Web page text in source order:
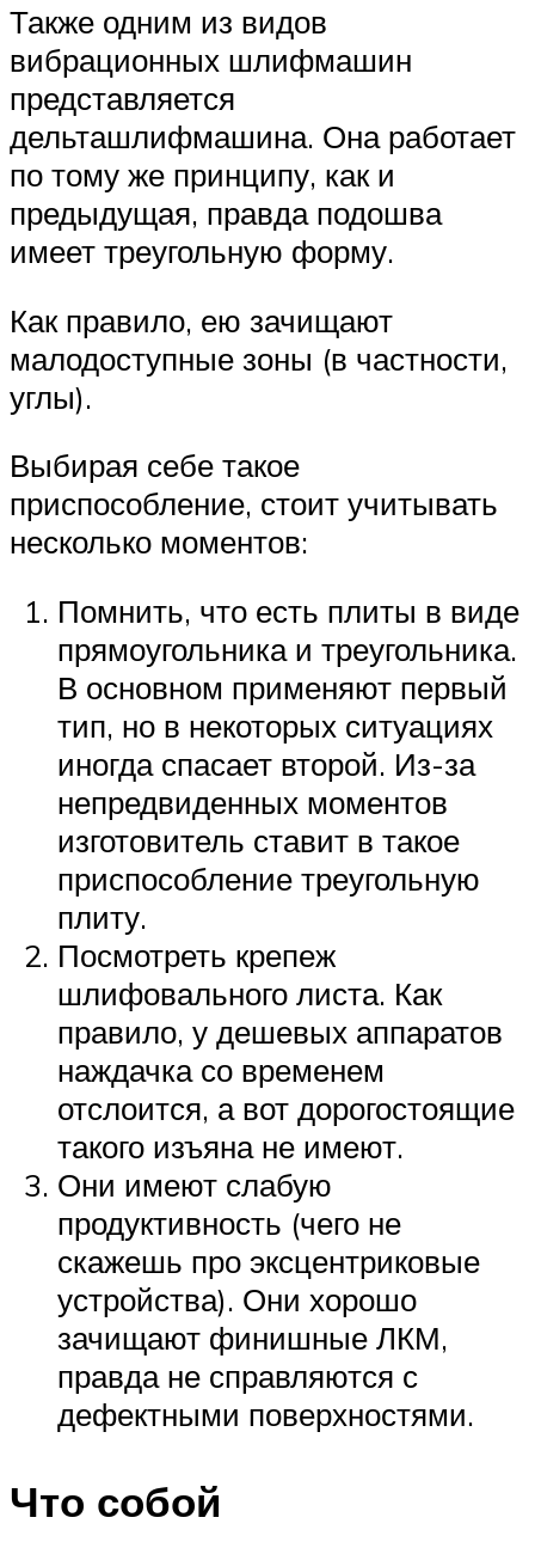
Также одним из видов
вибрационных шлифмашин
представляется
дельташлифмашина. Она работает
по тому же принципу, как и
предыдущая, правда подошва
имеет треугольную форму.
Как правило, ею зачищают
малодоступные зоны (в частности,
углы).
Выбирая себе такое
приспособление, стоит учитывать
несколько моментов:
Помнить, что есть плиты в виде
прямоугольника и треугольника.
В основном применяют первый
тип, но в некоторых ситуациях
иногда спасает второй. Из-за
непредвиденных моментов
изготовитель ставит в такое
приспособление треугольную
плиту.
Посмотреть крепеж
шлифовального листа. Как
правило, у дешевых аппаратов
наждачка со временем
отслоится, а вот дорогостоящие
такого изъяна не имеют.
Они имеют слабую
продуктивность (чего не
скажешь про эксцентриковые
устройства). Они хорошо
зачищают финишные ЛКМ,
правда не справляются с
дефектными поверхностями.
Что собой